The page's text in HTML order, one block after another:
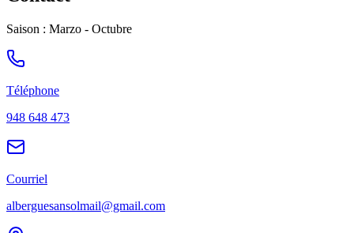
Saison : Marzo - Octubre
Téléphone
948 648 473
Courriel
alberguesansolmail@gmail.com